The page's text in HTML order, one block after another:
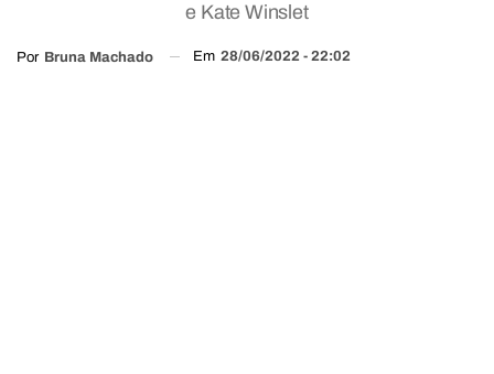
e Kate Winslet
Por Bruna Machado Em 28/06/2022 - 22:02